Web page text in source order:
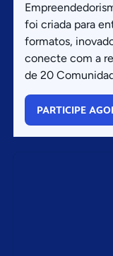
foi criada para
formatos,
conecte com a
de 20
PARTICIPE